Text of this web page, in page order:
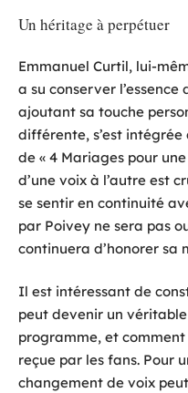
Un héritage à perpétuer
Emmanuel Curtil, lui-
a su conserver l’essence
ajoutant sa touche
différente, s’est
de « 4 Mariages pour
d’une voix à l’autre est
se sentir en continuité
par Poivey ne sera pas
continuera d’honorer sa
Il est intéressant de
peut devenir un
programme, et
reçue par les fans. Pour
changement de voix